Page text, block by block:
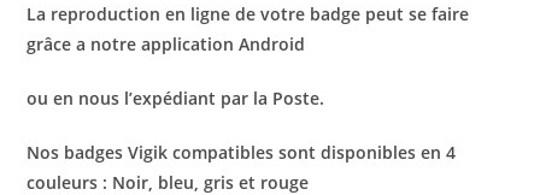
La reproduction en ligne de votre badge peut se faire
grâce a notre application Android
ou en nous l’expédiant par la Poste.
Nos badges Vigik compatibles sont disponibles en 4
couleurs : Noir, bleu, gris et rouge